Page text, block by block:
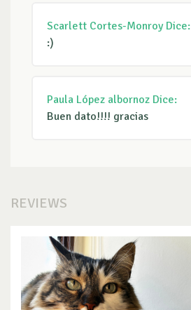
Scarlett Cortes-MonroyDice:
:)
Paula López albornoz Dice:
Buen dato!!!! gracias
REVIEWS